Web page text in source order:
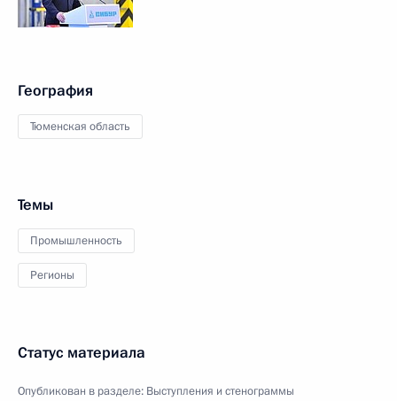
География
Тюменская область
Темы
Промышленность
Регионы
Статус материала
Опубликован в разделе: Выступления и стенограммы